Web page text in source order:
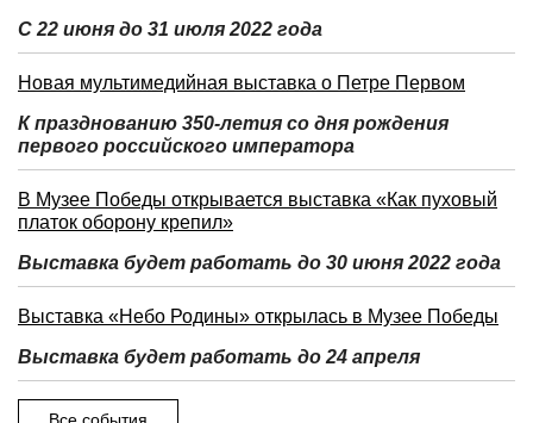
С 22 июня до 31 июля 2022 года
Новая мультимедийная выставка о Петре Первом
К празднованию 350-летия со дня рождения
первого российского императора
В Музее Победы открывается выставка «Как пуховый
платок оборону крепил»
Выставка будет работать до 30 июня 2022 года
Выставка «Небо Родины» открылась в Музее Победы
Выставка будет работать до 24 апреля